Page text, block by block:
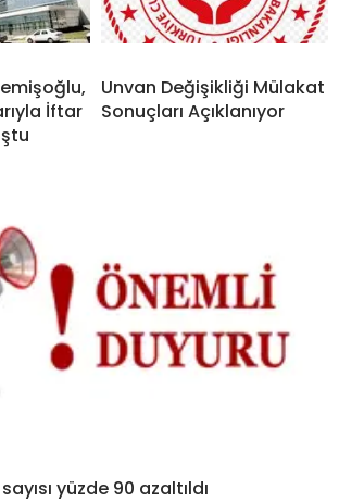
İftar
Unvan Değişikliği Mülakat
Sonuçları Açıklanıyor
yüzde 90 azaltıldı